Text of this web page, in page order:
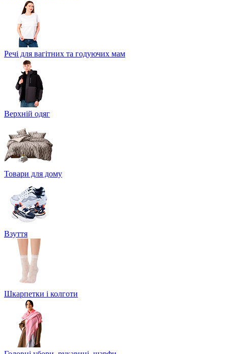
Речі для вагітних та годуючих мам
Верхній одяг
Товари для дому
Взуття
Шкарпетки і колготи